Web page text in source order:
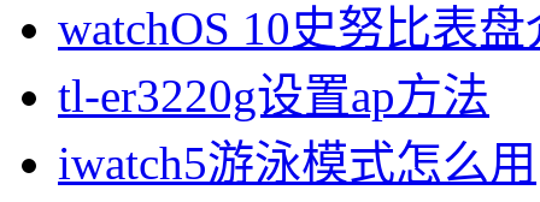
watchOS 10史努比表
tl-er3220g设置ap方法
iwatch5游泳模式怎么用